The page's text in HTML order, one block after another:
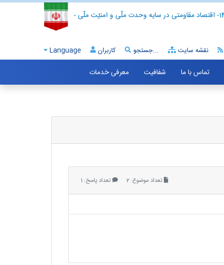
- اقتصاد مقاومتی در سایه وحدت ملّی و امنیّت ملّی -
Language کاربران جستجو... نقشه سایت
تماس با ما شفافیت
معرفی خدمات
تعداد موضوع: 2 تعداد پاسخ: 1